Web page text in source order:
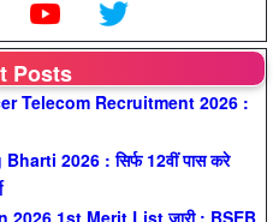
Posts
Telecom Recruitment 2026 :
2026 : सिर्फ 12वीं पास करे